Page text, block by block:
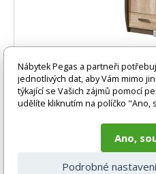
Nábytek Pegas a partneři
jednotlivých dat, aby Vám mimo
týkající se Vašich zájmů pomocí
udělíte kliknutím na políčko "Ano,
Ano,
Podrobné